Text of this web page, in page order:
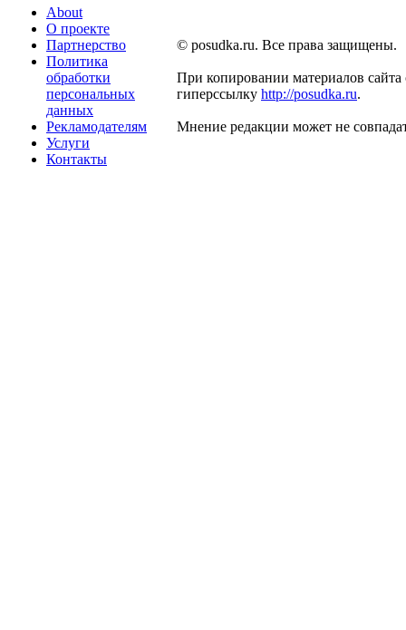
About
О проекте
Партнерство
Политика
обработки
персональных
данных
Рекламодателям
Услуги
Контакты
© posudka.ru. Все права защищены.
При копировании материалов сайта
гиперссылку http://posudka.ru.
Мнение редакции может не